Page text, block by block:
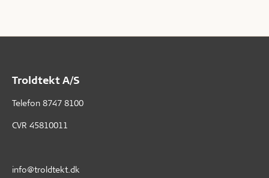
Troldtekt A/S
Telefon 8747 8100
CVR 45810011
info@troldtekt.dk